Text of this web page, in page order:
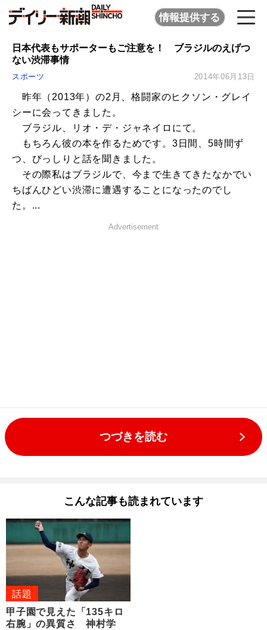
情報提供する
日本代表もサポーターもご注意を！ ブラジルのえげつ
ない渋滞事情
スポーツ 2014年06月13日
昨年（2013年）の2月、格闘家のヒクソン・グレイ
シーに会ってきました。
ブラジル、リオ・デ・ジャネイロにて。
もちろん彼の本を作るためです。3日間、5時間ず
つ、びっしりと話を聞きました。
その際私はブラジルで、今まで生きてきたなかでい
ちばんひどい渋滞に遭遇することになったのでし
た。...
Advertisement
つづきを読む
こんな記事も読まれています
話題
甲子園で見えた「135キロ
右腕」の異質さ 神村学